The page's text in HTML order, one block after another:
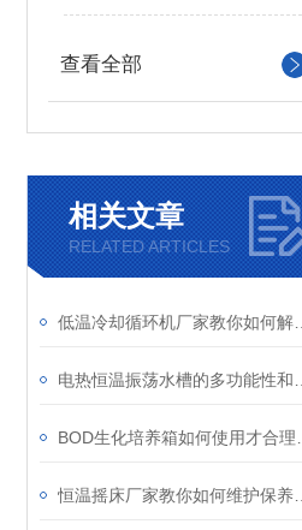
查看全部
相关文章
RELATED ARTICLES